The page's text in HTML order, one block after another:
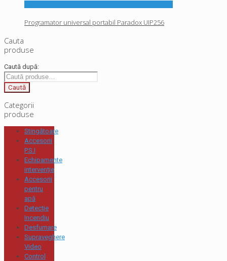
Programator universal portabil Paradox UIP256
Cauta
produse
Caută după:
Caută
Categorii
produse
Stingătoare
Accesorii
P.S.I
Echipamente
intervenție
Accesorii
pentru
apă
Detecție
Incendiu
Desfumare
Supraveghere
Video
Control